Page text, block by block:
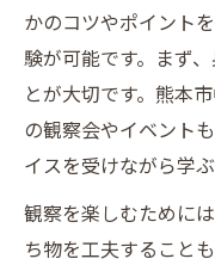
かのコツやポイント
験が可能です。まず
とが大切です。熊本
の観察会やイベント
イスを受けながら学
観察を楽しむために
ち物を工夫すること